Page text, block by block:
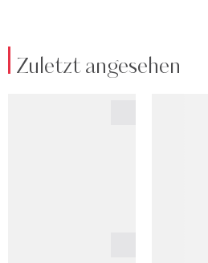
Zuletzt angesehen